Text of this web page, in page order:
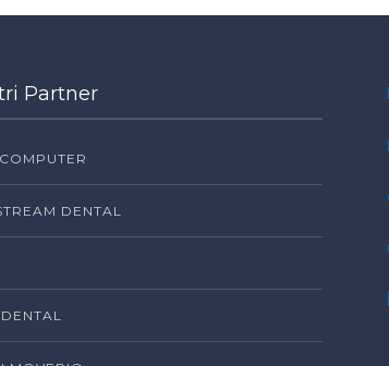
Partner
DENTAL